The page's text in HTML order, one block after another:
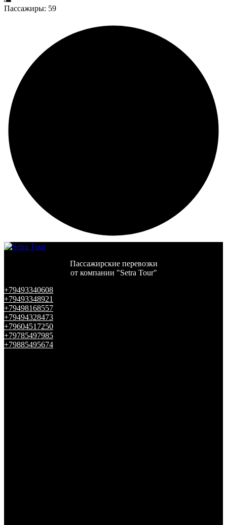
Пассажиры: 59
Пассажирские перевозки
от компании "Setra Tour"
+79493340608
+79493348921
+79498168557
+79494328473
+79604517250
+79785497985
+79885495674